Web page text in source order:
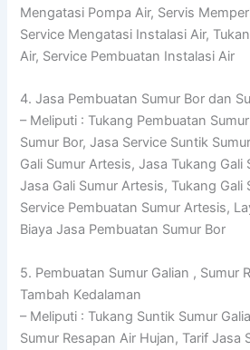
Mengatasi Pompa Air, Servis
Service Mengatasi Instalasi Air,
Air, Service Pembuatan Instalasi Air
4. Jasa Pembuatan Sumur Bor dan
– Meliputi : Tukang Pembuatan
Sumur Bor, Jasa Service Suntik
Gali Sumur Artesis, Jasa Tukang Gali
Jasa Gali Sumur Artesis, Tukang Gali
Service Pembuatan Sumur Artesis,
Biaya Jasa Pembuatan Sumur Bor
5. Pembuatan Sumur Galian , Sumur
Tambah Kedalaman
– Meliputi : Tukang Suntik Sumur
Sumur Resapan Air Hujan, Tarif Jasa